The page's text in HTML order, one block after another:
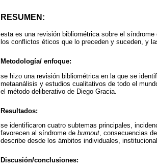
RESUMEN:
esta es una revisión bibliométrica sobre el síndrome
los conflictos éticos que lo preceden y suceden, y
Metodología/ enfoque:
se hizo una revisión bibliométrica en la que se
metaanálisis y estudios cualitativos de todo el
el método deliberativo de Diego Gracia.
Resultados:
se identificaron cuatro subtemas principales,
favorecen al síndrome de burnout, consecuencias
describe desde los ámbitos individuales,
Discusión/conclusiones: